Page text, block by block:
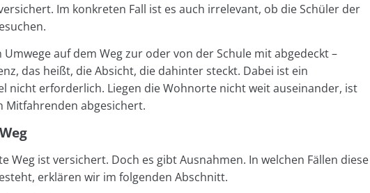
Im konkreten Fall ist es auch irrelevant, ob die Schüler der
auf dem Weg zur oder von der Schule mit abgedeckt –
das heißt, die Absicht, die dahinter steckt. Dabei ist ein
nicht erforderlich. Liegen die Wohnorte nicht weit auseinander, ist
Mitfahrenden abgesichert.
Weg ist versichert. Doch es gibt Ausnahmen. In welchen Fällen diese
erklären wir im folgenden Abschnitt.